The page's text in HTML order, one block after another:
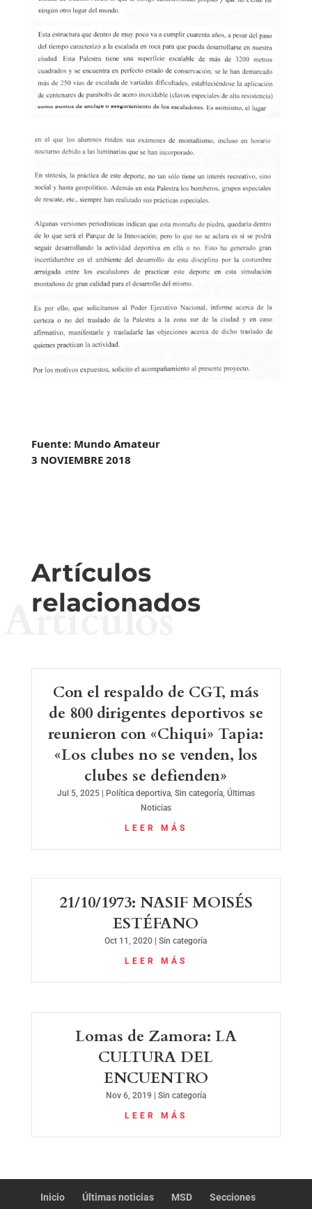
Fuente: Mundo Amateur
3 NOVIEMBRE 2018
Artículos
relacionados
Artículos
Con el respaldo de CGT, más
de 800 dirigentes deportivos se
reunieron con «Chiqui» Tapia:
«Los clubes no se venden, los
clubes se defienden»
Jul 5, 2025| Política deportiva, Sin categoría, Últimas
Noticias
LEER MÁS
21/10/1973: NASIF MOISÉS
ESTÉFANO
Oct 11, 2020 |Sin categoría
LEER MÁS
Lomas de Zamora: LA
CULTURA DEL
ENCUENTRO
Nov 6, 2019 | Sin categoría
LEER MÁS
Inicio Últimas noticias MSD
Secciones